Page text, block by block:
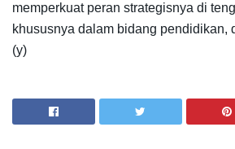
memperkuat peran strategisnya di
khususnya dalam bidang pendidikan,
(y)